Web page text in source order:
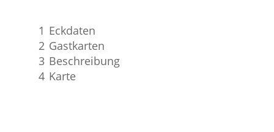
1 Eckdaten
2 Gastkarten
3 Beschreibung
4 Karte